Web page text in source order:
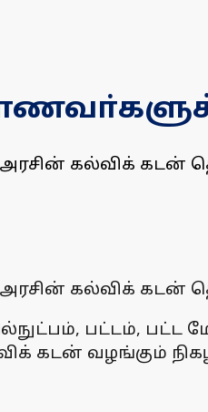
அரசின் கல்விக்
அரசின் கல்விக்
பட்டம், பட்ட
கடன் வழங்கும்